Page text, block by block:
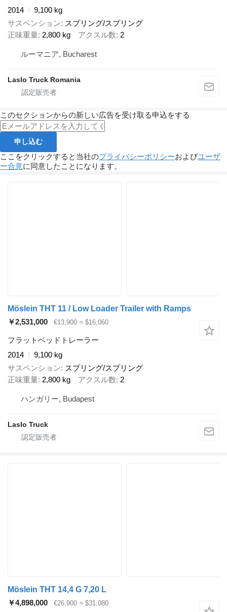
2014
9,100 kg
サスペンション
スプリング/スプリング
正味重量 2,800 kg アクスル数 2
ルーマニア, Bucharest
Laslo Truck Romania
このセクションからの新しい広告を受け取る申込をする
申し込む
ここをクリックすると当社のプライバシーポリシーおよびユーザ
ー合意に同意したことになります。
Möslein THT 11 / Low Loader Trailer with Ramps
￥2,531,000
€13,900 ≈ $16,060
フラットベッドトレーラー
2014
9,100 kg
サスペンション
スプリング/スプリング
正味重量 2,800 kg アクスル数 2
ハンガリー, Budapest
Laslo Truck
Möslein THT 14,4 G 7,20 L
￥4,898,000
€26,900 ≈ $31,080